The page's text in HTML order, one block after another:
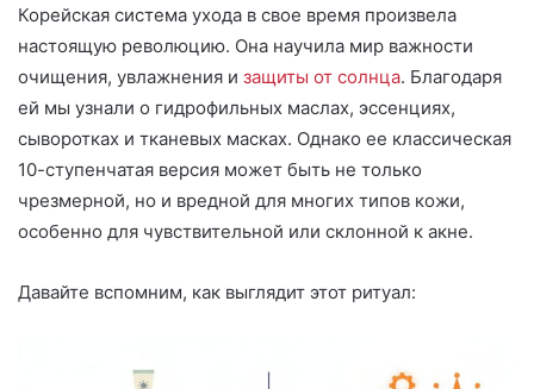
Корейская система ухода в свое время произвела
настоящую революцию. Она научила мир важности
очищения, увлажнения и защиты от солнца. Благодаря
ей мы узнали о гидрофильных маслах, эссенциях,
сыворотках и тканевых масках. Однако ее классическая
10-ступенчатая версия может быть не только
чрезмерной, но и вредной для многих типов кожи,
особенно для чувствительной или склонной к акне.
Давайте вспомним, как выглядит этот ритуал: